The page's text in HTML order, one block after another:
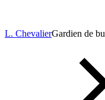
L. ChevalierGardien de